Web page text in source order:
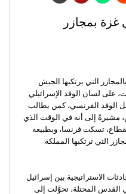
غزة بمجازر
التي يرتكبها الجيش
على لسان الوفد الإسرائيلي
الوفد الفرنسي، كمن يطالب
مشيرةً إلى أنه في الوقت الذي
تسكت فرنسا، وبطبيعة
التي ترتكبها المملكة
الاستراتيجية بين إسرائيل
القدس المحتلة، تحوَّلت إلى